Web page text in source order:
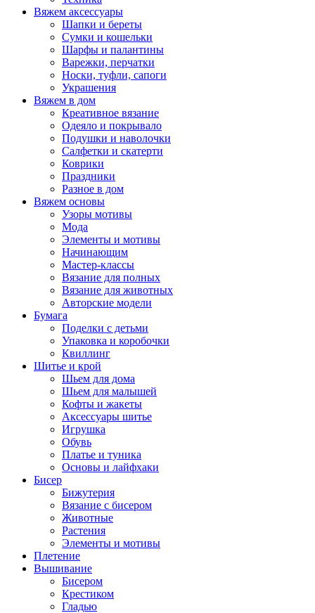
Вяжем аксессуары
Шапки и береты
Сумки и кошельки
Шарфы и палантины
Варежки, перчатки
Носки, туфли, сапоги
Украшения
Вяжем в дом
Креативное вязание
Одеяло и покрывало
Подушки и наволочки
Салфетки и скатерти
Коврики
Праздники
Разное в дом
Вяжем основы
Узоры мотивы
Мода
Элементы и мотивы
Начинающим
Мастер-классы
Вязание для полных
Вязание для животных
Авторские модели
Бумага
Поделки с детьми
Упаковка и коробочки
Квиллинг
Шитье и крой
Шьем для дома
Шьем для малышей
Кофты и жакеты
Аксессуары шитье
Игрушка
Обувь
Платье и туника
Основы и лайфхаки
Бисер
Бижутерия
Вязание с бисером
Животные
Растения
Элементы и мотивы
Плетение
Вышивание
Бисером
Крестиком
Гладью